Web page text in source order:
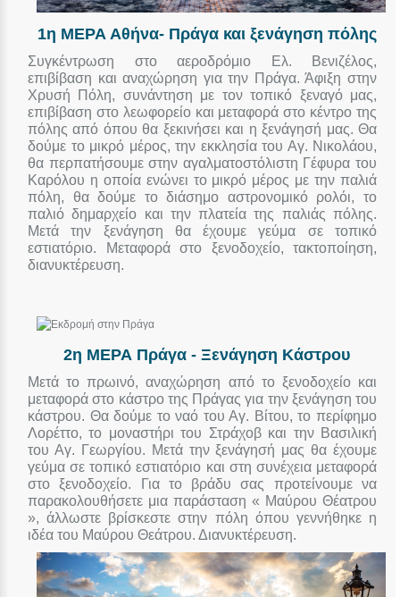
1η ΜΕΡΑ Αθήνα- Πράγα και ξενάγηση πόλης
Συγκέντρωση στο αεροδρόμιο Ελ. Βενιζέλος,
επιβίβαση και αναχώρηση για την Πράγα. Άφιξη στην
Χρυσή Πόλη, συνάντηση με τον τοπικό ξεναγό μας,
επιβίβαση στο λεωφορείο και μεταφορά στο κέντρο της
πόλης από όπου θα ξεκινήσει και η ξενάγησή μας. Θα
δούμε το μικρό μέρος, την εκκλησία του Αγ. Νικολάου,
θα περπατήσουμε στην αγαλματοστόλιστη Γέφυρα του
Καρόλου η οποία ενώνει το μικρό μέρος με την παλιά
πόλη, θα δούμε το διάσημο αστρονομικό ρολόι, το
παλιό δημαρχείο και την πλατεία της παλιάς πόλης.
Μετά την ξενάγηση θα έχουμε γεύμα σε τοπικό
εστιατόριο. Μεταφορά στο ξενοδοχείο, τακτοποίηση,
διανυκτέρευση.
2η ΜΕΡΑ Πράγα - Ξενάγηση Κάστρου
Μετά το πρωινό, αναχώρηση από το ξενοδοχείο και
μεταφορά στο κάστρο της Πράγας για την ξενάγηση του
κάστρου. Θα δούμε το ναό του Αγ. Βίτου, το περίφημο
Λορέττο, το μοναστήρι του Στράχοβ και την Βασιλική
του Αγ. Γεωργίου. Μετά την ξενάγησή μας θα έχουμε
γεύμα σε τοπικό εστιατόριο και στη συνέχεια μεταφορά
στο ξενοδοχείο. Για το βράδυ σας προτείνουμε να
παρακολουθήσετε μια παράσταση « Μαύρου Θέατρου
», άλλωστε βρίσκεστε στην πόλη όπου γεννήθηκε η
ιδέα του Μαύρου Θεάτρου. Διανυκτέρευση.